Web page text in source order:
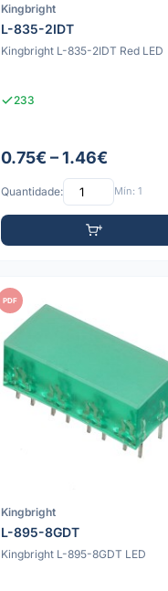
Kingbright
L-835-2IDT
Kingbright L-835-2IDT Red LED
233
0.75€ – 1.46€
Quantidade: Mín: 1
PDF
Kingbright
L-895-8GDT
Kingbright L-895-8GDT LED